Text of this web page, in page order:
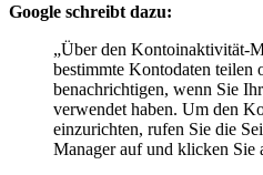
Google schreibt dazu:
„Über den Kontoinaktivität-
bestimmte Kontodaten teilen
benachrichtigen, wenn Sie
verwendet haben. Um den
einzurichten, rufen Sie die
Manager auf und klicken Sie